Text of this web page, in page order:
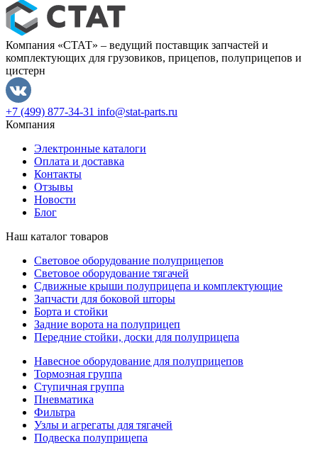
Компания «СТАТ» – ведущий поставщик запчастей и
комплектующих для грузовиков, прицепов, полуприцепов и
цистерн
+7 (499) 877-34-31 info@stat-parts.ru
Компания
Электронные каталоги
Оплата и доставка
Контакты
Отзывы
Новости
Блог
Наш каталог товаров
Световое оборудование полуприцепов
Световое оборудование тягачей
Сдвижные крыши полуприцепа и комплектующие
Запчасти для боковой шторы
Борта и стойки
Задние ворота на полуприцеп
Передние стойки, доски для полуприцепа
Навесное оборудование для полуприцепов
Тормозная группа
Ступичная группа
Пневматика
Фильтра
Узлы и агрегаты для тягачей
Подвеска полуприцепа